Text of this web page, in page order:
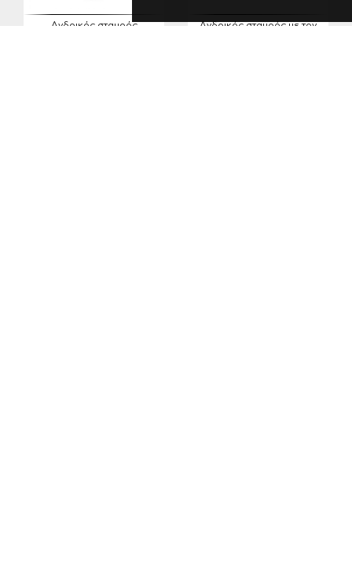
Ανδρικός σταυρός
Ανδρικός σταυρός με τον